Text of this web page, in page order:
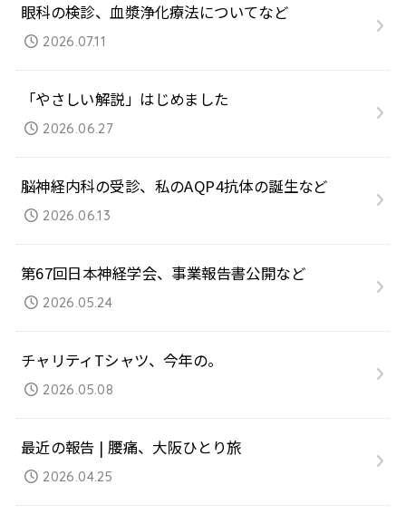
眼科の検診、血漿浄化療法についてなど
2026.07.11
「やさしい解説」はじめました
2026.06.27
脳神経内科の受診、私のAQP4抗体の誕生など
2026.06.13
第67回日本神経学会、事業報告書公開など
2026.05.24
チャリティTシャツ、今年の。
2026.05.08
最近の報告 | 腰痛、大阪ひとり旅
2026.04.25